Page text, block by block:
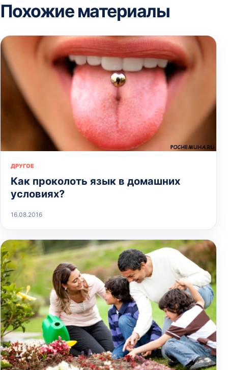
Похожие материалы
ДРУГОЕ
Как проколоть язык в домашних
условиях?
16.08.2016